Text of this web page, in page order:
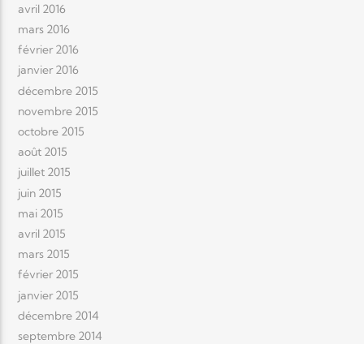
avril 2016
mars 2016
février 2016
janvier 2016
décembre 2015
novembre 2015
octobre 2015
août 2015
juillet 2015
juin 2015
mai 2015
avril 2015
mars 2015
février 2015
janvier 2015
décembre 2014
septembre 2014